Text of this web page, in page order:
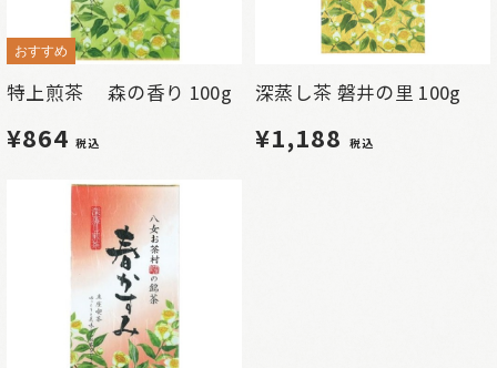
おすすめ
特上煎茶 森の香り 100g
¥864税込
深蒸し茶 磐井の里 100g
¥1,188 税込